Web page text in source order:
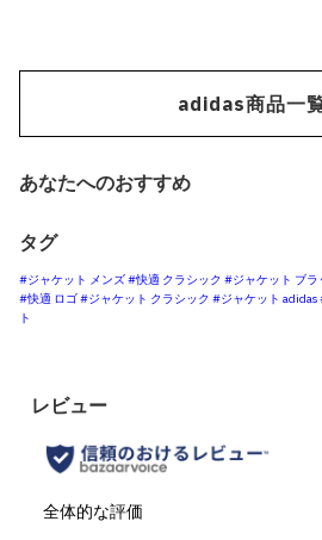
adidas商品一
あなたへのおすすめ
タグ
#ジャケット メンズ#快適 クラシック #ジャケット ブラ
#快適 ロゴ#ジャケット クラシック #ジャケット adidas
ト